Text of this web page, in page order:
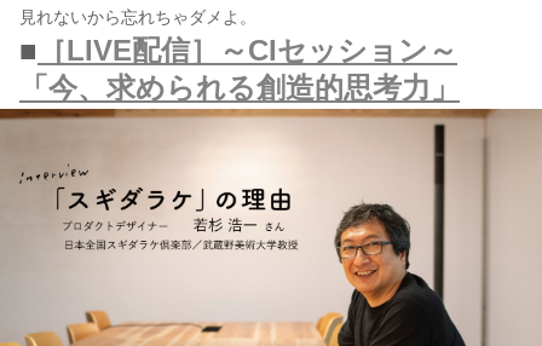
見れないから忘れちゃダメよ。
■ ［LIVE配信］～CIセッション～
「今、求められる創造的思考力」